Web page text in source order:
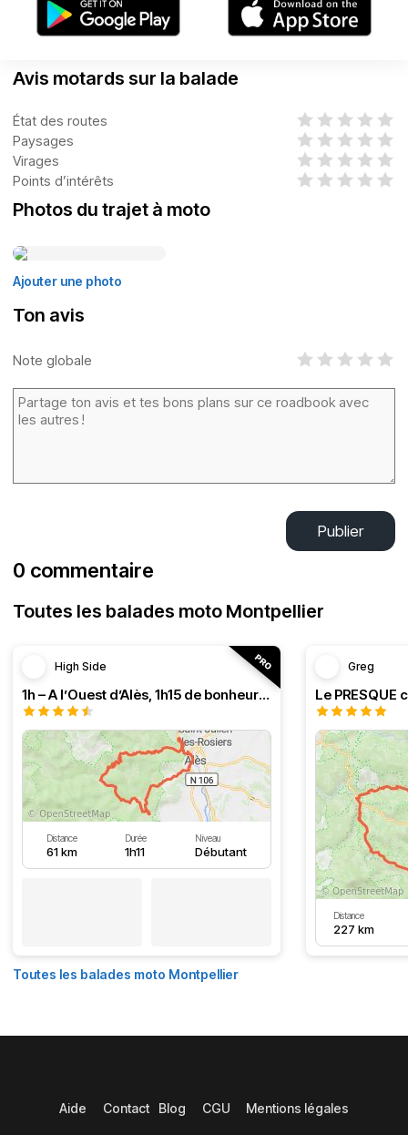
Avis motards sur la balade
État des routes
Paysages
Virages
Points d’intérêts
Photos du trajet à moto
Ajouter une photo
Ton avis
Note globale
Publier
0 commentaire
Toutes les balades moto Montpellier
High Side
1h – A l’Ouest d’Alès, 1h15 de bonheur (HSRF23)
Distance
61 km
Durée
1h11
Niveau
Débutant
Greg
Distance
227 km
Toutes les balades moto Montpellier
Aide Contact Blog CGU Mentions légales